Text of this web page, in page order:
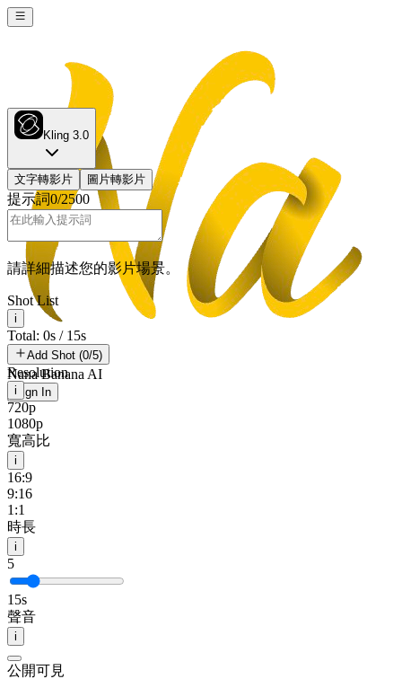
Nana Banana AI
Sign In
Kling 3.0
文字轉影片 圖片轉影片
提示詞0/2500
請詳細描述您的影片場景。
Shot List
i
Total: 0s / 15s
Add Shot (0/5)
Resolution
i
720p
1080p
寬高比
i
16:9
9:16
1:1
時長
i
5
15s
聲音
i
公開可見